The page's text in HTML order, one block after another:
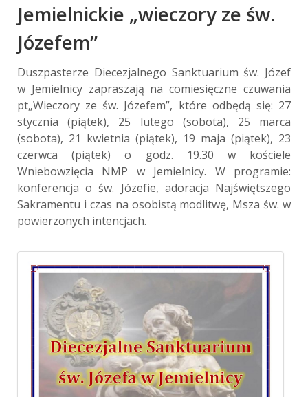
Jemielnickie „wieczory ze św.
Józefem”
Duszpasterze Diecezjalnego Sanktuarium św. Józef
w Jemielnicy zapraszają na comiesięczne czuwania
pt„Wieczory ze św. Józefem”, które odbędą się: 27
stycznia (piątek), 25 lutego (sobota), 25 marca
(sobota), 21 kwietnia (piątek), 19 maja (piątek), 23
czerwca (piątek) o godz. 19.30 w kościele
Wniebowzięcia NMP w Jemielnicy. W programie:
konferencja o św. Józefie, adoracja Najświętszego
Sakramentu i czas na osobistą modlitwę, Msza św. w
powierzonych intencjach.